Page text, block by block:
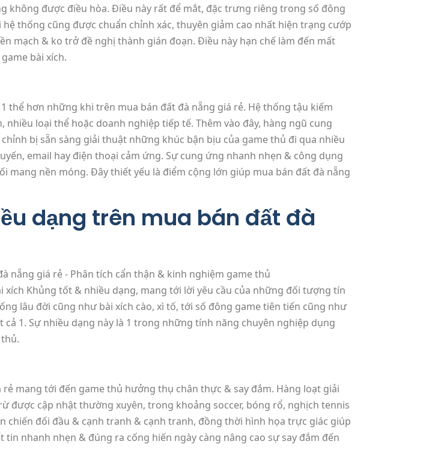
không được điều hòa. Điều này rất để mắt, đặc trưng riêng trong số đông
thống cũng được chuẩn chỉnh xác, thuyên giảm cao nhất hiện trạng cướp
mạch & ko trở đề nghị thành gián đoạn. Điều này hạn chế làm đến mất
bài xích.
thể hơn những khi trên mua bán đất đà nẵng giá rẻ. Hệ thống tậu kiếm
loại thể hoặc doanh nghiệp tiếp tế. Thêm vào đây, hàng ngũ cung
bị sẵn sàng giải thuật những khúc bận bịu của game thủ đi qua nhiều
email hay điện thoại cảm ứng. Sự cung ứng nhanh nhẹn & công dụng
mang nền móng. Đây thiết yếu là điểm cộng lớn giúp mua bán đất đà nẵng
dạng trên mua bán đất đà
Khủng tốt & nhiều dạng, mang tới lời yêu cầu của những đối tượng tín
lâu đời cũng như bài xích cào, xì tố, tới số đông game tiên tiến cũng như
1. Sự nhiều dạng này là 1 trong những tính năng chuyên nghiệp dụng
mang tới đến game thủ hưởng thụ chân thực & say đắm. Hàng loạt giải
cập nhật thường xuyên, trong khoảng soccer, bóng rổ, nghịch tennis
chiến đối đầu & cạnh tranh & cạnh tranh, đồng thời hình họa trực giác giúp
nhanh nhẹn & đúng ra cống hiến ngày càng nâng cao sự say đắm đến